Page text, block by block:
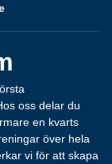
oss delar du
en kvarts
över hela
vi för att skapa